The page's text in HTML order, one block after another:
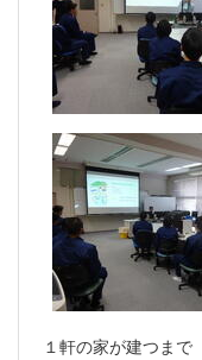
１軒の家が建つまで